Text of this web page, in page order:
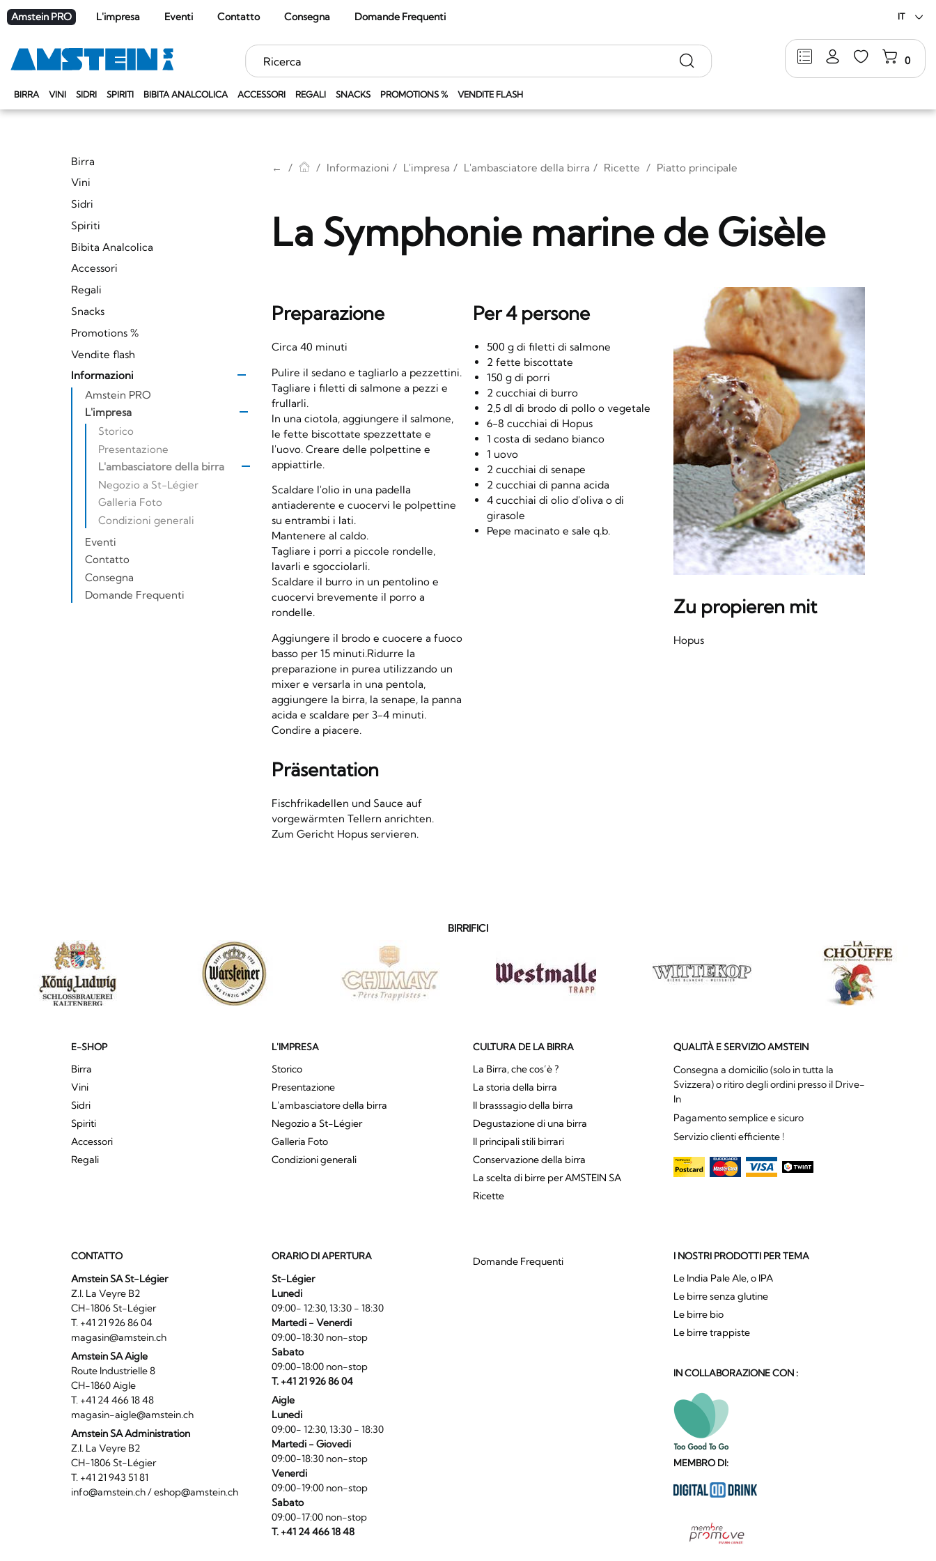
Amstein PRO L'impresa Eventi Contatto Consegna Domande Frequenti IT
BIRRA VINI SIDRI SPIRITI BIBITA ANALCOLICA ACCESSORI REGALI SNACKS PROMOTIONS % VENDITE FLASH
0
Parole
chiave
Ricerca
Birra
Vini
Sidri
Spiriti
Bibita Analcolica
Accessori
Regali
Snacks
Promotions %
Vendite flash
Informazioni
Amstein PRO
L'impresa
Storico
Presentazione
L'ambasciatore della birra
Negozio a St-Légier
Galleria Foto
Condizioni generali
Eventi
Contatto
Consegna
Domande Frequenti
← Informazioni L'impresa L'ambasciatore della birra Ricette Piatto principale
La Symphonie marine de Gisèle
Preparazione
Circa 40 minuti
Pulire il sedano e tagliarlo a pezzettini.
Tagliare i filetti di salmone a pezzi e
frullarli.
In una ciotola, aggiungere il salmone,
le fette biscottate spezzettate e
l'uovo. Creare delle polpettine e
appiattirle.
Scaldare l'olio in una padella
antiaderente e cuocervi le polpettine
su entrambi i lati.
Mantenere al caldo.
Tagliare i porri a piccole rondelle,
lavarli e sgocciolarli.
Scaldare il burro in un pentolino e
cuocervi brevemente il porro a
rondelle.
Aggiungere il brodo e cuocere a fuoco
basso per 15 minuti.Ridurre la
preparazione in purea utilizzando un
mixer e versarla in una pentola,
aggiungere la birra, la senape, la panna
acida e scaldare per 3-4 minuti.
Condire a piacere.
Präsentation
Fischfrikadellen und Sauce auf
vorgewärmten Tellern anrichten.
Zum Gericht Hopus servieren.
Per 4 persone
500 g di filetti di salmone
2 fette biscottate
150 g di porri
2 cucchiai di burro
2,5 dl di brodo di pollo o vegetale
6-8 cucchiai di Hopus
1 costa di sedano bianco
1 uovo
2 cucchiai di senape
2 cucchiai di panna acida
4 cucchiai di olio d'oliva o di
girasole
Pepe macinato e sale q.b.
Zu propieren mit
Hopus
BIRRIFICI
E-SHOP
Birra
Vini
Sidri
Spiriti
Accessori
Regali
L'IMPRESA
Storico
Presentazione
L'ambasciatore della birra
Negozio a St-Légier
Galleria Foto
Condizioni generali
CULTURA DE LA BIRRA
La Birra, che cos’è ?
La storia della birra
Il brasssagio della birra
Degustazione di una birra
Il principali stili birrari
Conservazione della birra
La scelta di birre per AMSTEIN SA
Ricette
QUALITÀ E SERVIZIO AMSTEIN
Consegna a domicilio (solo in tutta la
Svizzera) o ritiro degli ordini presso il Drive-
In
Pagamento semplice e sicuro
Servizio clienti efficiente !
CONTATTO
Amstein SA St-Légier
Z.I. La Veyre B2
CH-1806 St-Légier
T. +41 21 926 86 04
magasin@amstein.ch
Amstein SA Aigle
Route Industrielle 8
CH-1860 Aigle
T. +41 24 466 18 48
magasin-aigle@amstein.ch
Amstein SA Administration
Z.I. La Veyre B2
CH-1806 St-Légier
T. +41 21 943 51 81
info@amstein.ch/eshop@amstein.ch
ORARIO DI APERTURA
St-Légier
Lunedi
09:00- 12:30, 13:30 - 18:30
Martedi - Venerdi
09:00-18:30 non-stop
Sabato
09:00-18:00 non-stop
T. +41 21 926 86 04
Aigle
Lunedi
09:00- 12:30, 13:30 - 18:30
Martedi - Giovedi
09:00-18:30 non-stop
Venerdi
09:00-19:00 non-stop
Sabato
09:00-17:00 non-stop
T. +41 24 466 18 48
Domande Frequenti I NOSTRI PRODOTTI PER TEMA
Le India Pale Ale, o IPA
Le birre senza glutine
Le birre bio
Le birre trappiste
IN COLLABORAZIONE CON :
MEMBRO DI: